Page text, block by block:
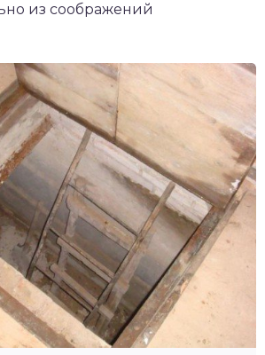
из соображений